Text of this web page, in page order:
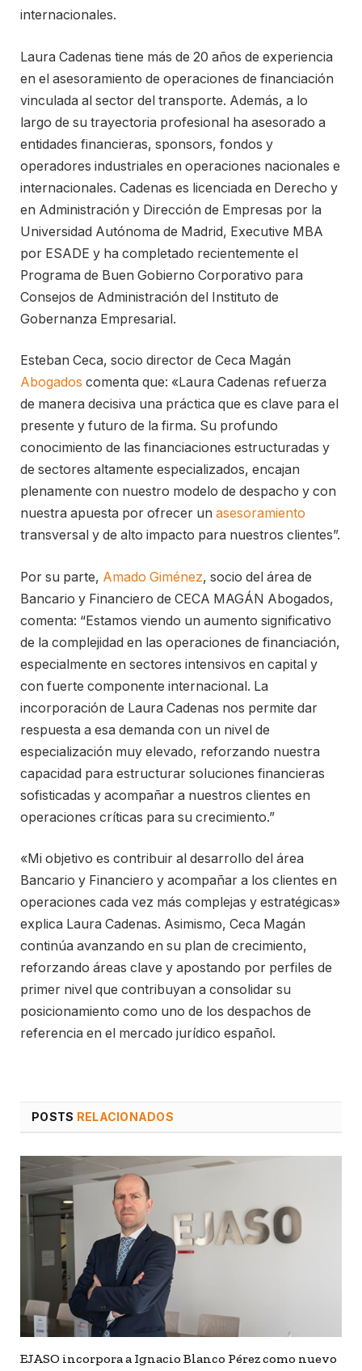
internacionales.
Laura Cadenas tiene más de 20 años de experiencia
en el asesoramiento de operaciones de financiación
vinculada al sector del transporte. Además, a lo
largo de su trayectoria profesional ha asesorado a
entidades financieras, sponsors, fondos y
operadores industriales en operaciones nacionales e
internacionales. Cadenas es licenciada en Derecho y
en Administración y Dirección de Empresas por la
Universidad Autónoma de Madrid, Executive MBA
por ESADE y ha completado recientemente el
Programa de Buen Gobierno Corporativo para
Consejos de Administración del Instituto de
Gobernanza Empresarial.
Esteban Ceca, socio director de Ceca Magán
Abogados comenta que: «Laura Cadenas refuerza
de manera decisiva una práctica que es clave para el
presente y futuro de la firma. Su profundo
conocimiento de las financiaciones estructuradas y
de sectores altamente especializados, encajan
plenamente con nuestro modelo de despacho y con
nuestra apuesta por ofrecer un asesoramiento
transversal y de alto impacto para nuestros clientes”.
Por su parte, Amado Giménez, socio del área de
Bancario y Financiero de CECA MAGÁN Abogados,
comenta: “Estamos viendo un aumento significativo
de la complejidad en las operaciones de financiación,
especialmente en sectores intensivos en capital y
con fuerte componente internacional. La
incorporación de Laura Cadenas nos permite dar
respuesta a esa demanda con un nivel de
especialización muy elevado, reforzando nuestra
capacidad para estructurar soluciones financieras
sofisticadas y acompañar a nuestros clientes en
operaciones críticas para su crecimiento.”
«Mi objetivo es contribuir al desarrollo del área
Bancario y Financiero y acompañar a los clientes en
operaciones cada vez más complejas y estratégicas»
explica Laura Cadenas. Asimismo, Ceca Magán
continúa avanzando en su plan de crecimiento,
reforzando áreas clave y apostando por perfiles de
primer nivel que contribuyan a consolidar su
posicionamiento como uno de los despachos de
referencia en el mercado jurídico español.
POSTS RELACIONADOS
EJASO incorpora a Ignacio Blanco Pérez como nuevo